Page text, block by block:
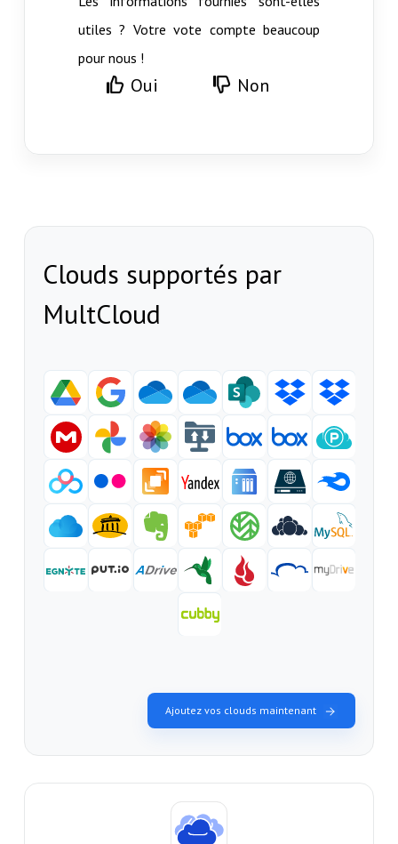
utiles ? Votre vote compte beaucoup
pour nous !
Oui Non
Clouds supportés par
MultCloud
Ajoutez vos clouds maintenant